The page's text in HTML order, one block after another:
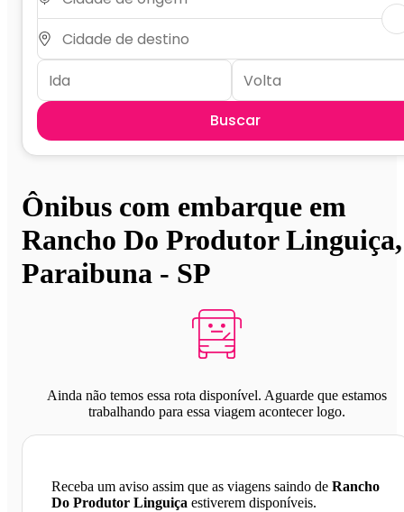
Buscar
Ônibus com embarque em
Rancho Do Produtor Linguiça,
Paraibuna - SP
Ainda não temos essa rota disponível. Aguarde que estamos
trabalhando para essa viagem acontecer logo.
Receba um aviso assim que as viagens saindo de Rancho
Do Produtor Linguiça estiverem disponíveis.